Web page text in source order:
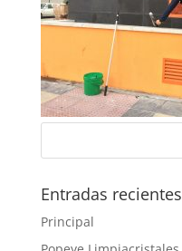
Entradas recientes
Principal